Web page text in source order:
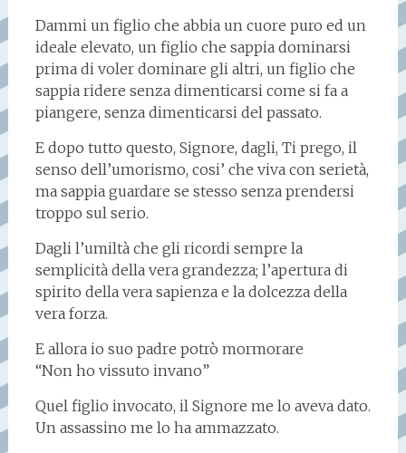
Dammi un figlio che abbia un cuore puro ed un
ideale elevato, un figlio che sappia dominarsi
prima di voler dominare gli altri, un figlio che
sappia ridere senza dimenticarsi come si fa a
piangere, senza dimenticarsi del passato.
E dopo tutto questo, Signore, dagli, Ti prego, il
senso dell’umorismo, cosi’ che viva con serietà,
ma sappia guardare se stesso senza prendersi
troppo sul serio.
Dagli l’umiltà che gli ricordi sempre la
semplicità della vera grandezza; l’apertura di
spirito della vera sapienza e la dolcezza della
vera forza.
E allora io suo padre potrò mormorare
“Non ho vissuto invano”
Quel figlio invocato, il Signore me lo aveva dato.
Un assassino me lo ha ammazzato.